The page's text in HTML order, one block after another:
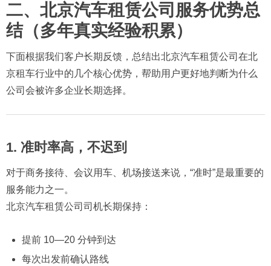
二、北京汽车租赁公司服务优势总
结（多年真实经验积累）
下面根据我们客户长期反馈，总结出北京汽车租赁公司在北
京租车行业中的几个核心优势，帮助用户更好地判断为什么
公司会被许多企业长期选择。
1. 准时率高，不迟到
对于商务接待、会议用车、机场接送来说，“准时”是最重要的
服务能力之一。
北京汽车租赁公司司机长期保持：
提前 10—20 分钟到达
每次出发前确认路线